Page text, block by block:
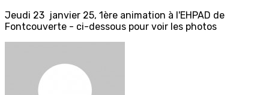
Jeudi 23 janvier 25, 1ère animation à l'EHPAD de
Fontcouverte - ci-dessous pour voir les photos